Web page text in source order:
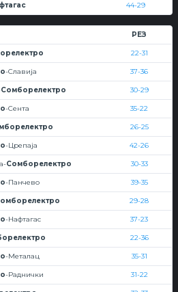
44-29
РЕЗ
22-31
-Славија 37-36
Сомборелектро 30-29
-Сента 35-22
26-25
-Црепаја 42-26
Сомборелектро 30-33
-Панчево 39-35
29-28
-Нафтагас 37-23
22-36
-Металац 35-31
-Раднички 31-22